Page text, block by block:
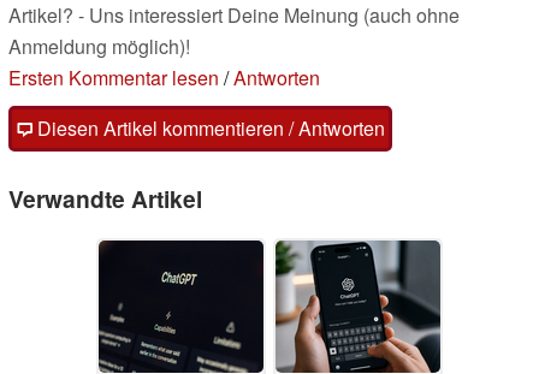
Artikel? - Uns interessiert Deine Meinung (auch ohne
Anmeldung möglich)!
Ersten Kommentar lesen /Antworten
Diesen Artikel kommentieren / Antworten
Verwandte Artikel